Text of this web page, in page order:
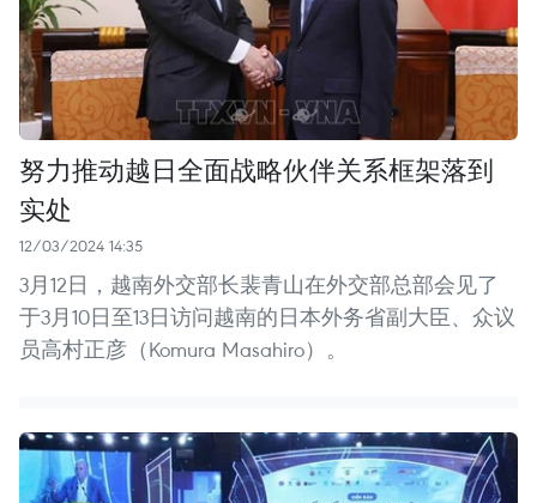
努力推动越日全面战略伙伴关系框架落到
实处
12/03/2024 14:35
3月12日，越南外交部长裴青山在外交部总部会见了
于3月10日至13日访问越南的日本外务省副大臣、众议
员高村正彦（Komura Masahiro）。